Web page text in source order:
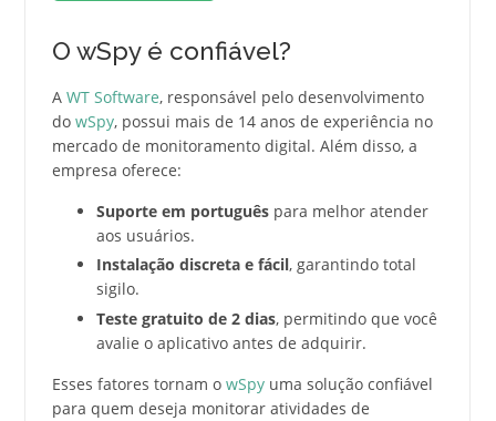
O wSpy é confiável?
A WT Software, responsável pelo desenvolvimento
do wSpy, possui mais de 14 anos de experiência no
mercado de monitoramento digital. Além disso, a
empresa oferece:
Suporte em portuguêspara melhor atender
aos usuários.
Instalação discreta e fácil, garantindo total
sigilo.
Teste gratuito de 2 dias, permitindo que você
avalie o aplicativo antes de adquirir.
Esses fatores tornam o wSpyuma solução confiável
para quem deseja monitorar atividades de